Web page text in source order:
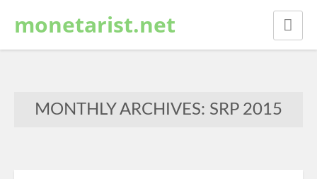
monetarist.net
MONTHLY ARCHIVES: SRP 2015